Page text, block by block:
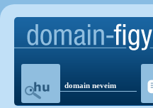
domain neveim